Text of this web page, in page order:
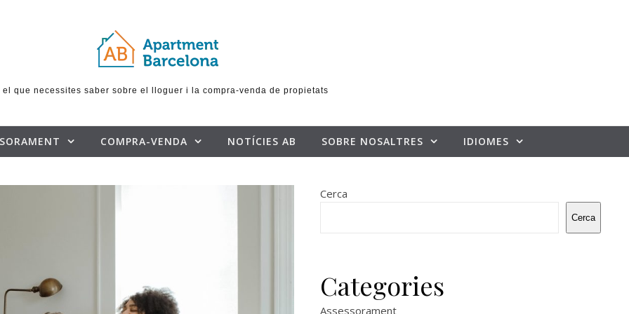
el que necessites saber sobre el lloguer i la compra-venda de propietats
COMPRA-VENDA NOTÍCIES AB SOBRE NOSALTRES IDIOMES
Cerca
Cerca
Categories
Assessorament